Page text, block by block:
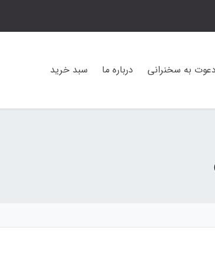
دعوت به سخنرانی درباره ما سبد خرید